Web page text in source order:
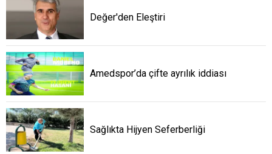
Değer'den Eleştiri
Amedspor’da çifte ayrılık iddiası
Sağlıkta Hijyen Seferberliği